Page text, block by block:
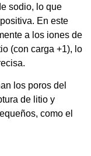
sodio, lo que
En este
a los iones de
(con carga +1), lo
los poros del
de litio y
como el